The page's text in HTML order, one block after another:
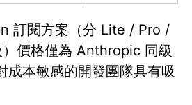
訂閱方案（分 Lite / Pro /
價格僅為 Anthropic 同級
成本敏感的開發團隊具有吸